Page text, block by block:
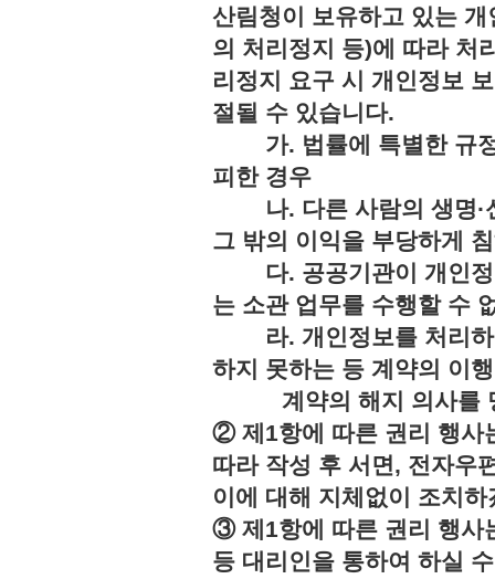
산림청이 보유하고 있는
의 처리정지 등)에 따라 처
리정지 요구 시 개인정보
절될 수 있습니다.
가. 법률에 특별한 규정
피한 경우
나. 다른 사람의 생명·
그 밖의 이익을 부당하게
다. 공공기관이 개인정
는 소관 업무를 수행할 수
라. 개인정보를 처리하
하지 못하는 등 계약의 이
계약의 해지 의사를 명
② 제1항에 따른 권리 행사
따라 작성 후 서면, 전자우
이에 대해 지체없이 조치하
③ 제1항에 따른 권리 행사
등 대리인을 통하여 하실